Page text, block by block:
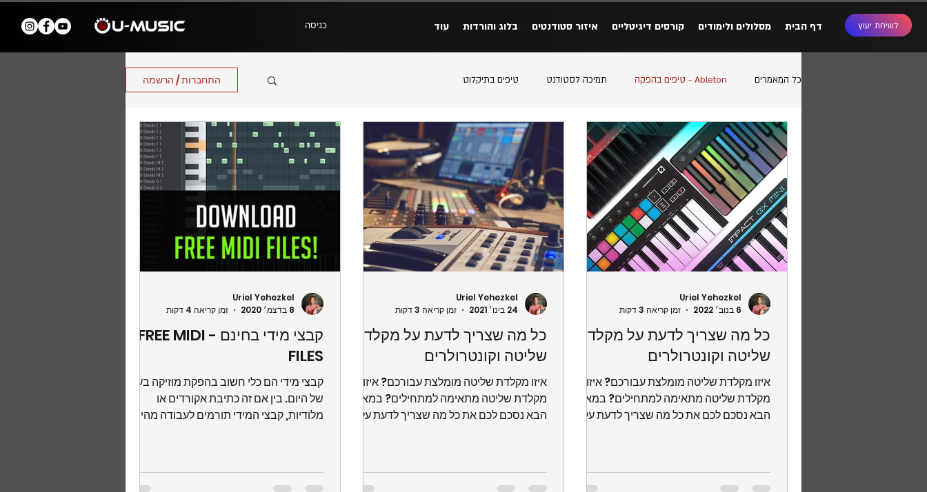
כניסה דף הבית מסלולים ולימודים קורסים דיגיטליים איזור סטודנטים בלוג והורדות עוד לשיחת יעוץ
כל המאמרים Ableton - טיפים בהפקה תמיכה לסטודנט טיפים בתיקלוט התחברות / הרשמה
כל מה שצריך לדעת על מקלדות
שליטה וקונטרולרים
איזו מקלדת שליטה מומלצת עבורכם? איזו
מקלדת שליטה מתאימה למתחילים? במאמר
הבא נסכם לכם את כל מה שצריך לדעת על
Uriel Yehezkel
6 בנוב׳ 2022
זמן קריאה 3 דקות
כל מה שצריך לדעת על מקלדות
שליטה וקונטרולרים
איזו מקלדת שליטה מומלצת עבורכם? איזו
מקלדת שליטה מתאימה למתחילים? במאמר
הבא נסכם לכם את כל מה שצריך לדעת על
Uriel Yehezkel
24 בינו׳ 2021
זמן קריאה 3 דקות
קבצי מידי בחינם - FREE MIDI
FILES
קבצי מידי הם כלי חשוב בהפקת מוזיקה בעידן
של היום. בין אם זה כתיבת אקורדים או
מלודיות, קבצי המידי תורמים לעבודה מהירה
Uriel Yehezkel
8 בדצמ׳ 2020
זמן קריאה 4 דקות